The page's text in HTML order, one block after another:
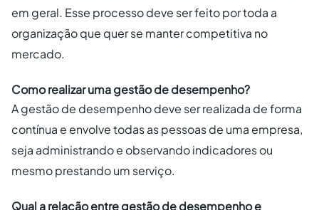
em geral. Esse processo deve ser feito por toda a
organização que quer se manter competitiva no
mercado.
Como realizar uma gestão de desempenho?
A gestão de desempenho deve ser realizada de forma
contínua e envolve todas as pessoas de uma empresa,
seja administrando e observando indicadores ou
mesmo prestando um serviço.
Qual a relação entre gestão de desempenho e